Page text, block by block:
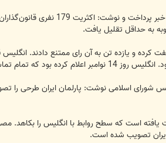
در گزارشی به انعکاس
به حداقل تقلیل یافت.
4 نماینده با این طرح مخالفت کرده و یازده تن به آن
را با ایران قطع خواهد کرد.
شورای اسلامی نوشت: پارلمان ایران طرحی را
یافته است که سطح روابط با انگلیس را بکاهد.
ایران تصویب شده است.